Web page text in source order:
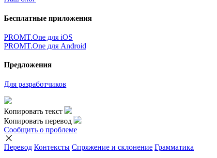
Бесплатные приложения
PROMT.One для iOS
PROMT.One для Android
Предложения
Для разработчиков
Копировать текст
Копировать перевод
Сообщить о проблеме
Перевод Контексты Спряжение и склонение Грамматика